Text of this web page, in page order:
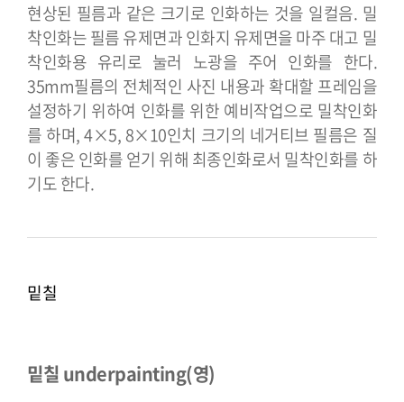
현상된 필름과 같은 크기로 인화하는 것을 일컬음. 밀
착인화는 필름 유제면과 인화지 유제면을 마주 대고 밀
착인화용 유리로 눌러 노광을 주어 인화를 한다.
35mm필름의 전체적인 사진 내용과 확대할 프레임을
설정하기 위하여 인화를 위한 예비작업으로 밀착인화
를 하며, 4×5, 8×10인치 크기의 네거티브 필름은 질
이 좋은 인화를 얻기 위해 최종인화로서 밀착인화를 하
기도 한다.
밑칠
밑칠 underpainting(영)